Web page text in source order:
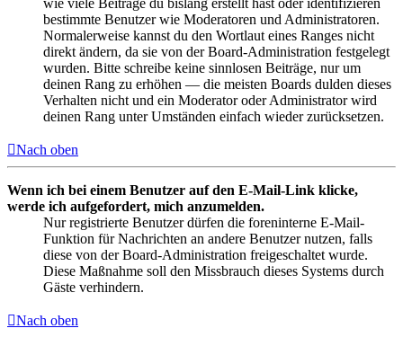
wie viele Beiträge du bislang erstellt hast oder identifizieren
bestimmte Benutzer wie Moderatoren und Administratoren.
Normalerweise kannst du den Wortlaut eines Ranges nicht
direkt ändern, da sie von der Board-Administration festgelegt
wurden. Bitte schreibe keine sinnlosen Beiträge, nur um
deinen Rang zu erhöhen — die meisten Boards dulden dieses
Verhalten nicht und ein Moderator oder Administrator wird
deinen Rang unter Umständen einfach wieder zurücksetzen.
Nach oben
Wenn ich bei einem Benutzer auf den E-Mail-Link klicke,
werde ich aufgefordert, mich anzumelden.
Nur registrierte Benutzer dürfen die foreninterne E-Mail-
Funktion für Nachrichten an andere Benutzer nutzen, falls
diese von der Board-Administration freigeschaltet wurde.
Diese Maßnahme soll den Missbrauch dieses Systems durch
Gäste verhindern.
Nach oben